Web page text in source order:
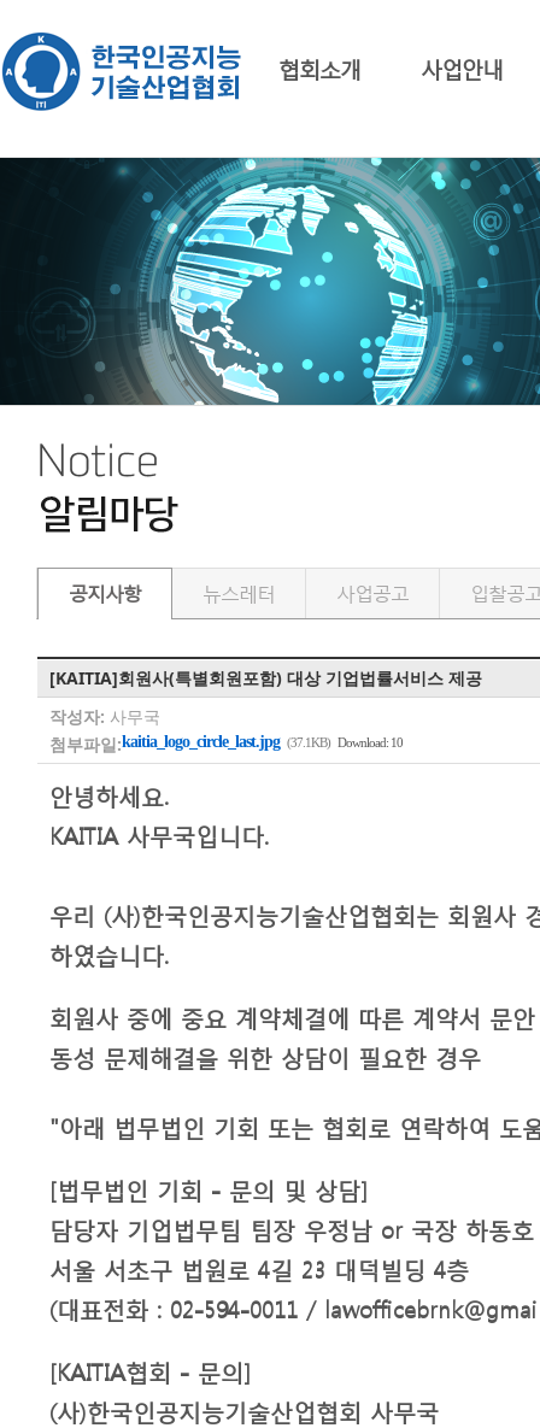
협회소개 사업안내
공지사항 뉴스레터 사업공고 입찰공
[KAITIA]회원사(특별회원포함) 대상 기업법률서비스 제공
작성자: 사무국
첨부파일:kaitia_logo_circle_last.jpg (37.1KB) Download: 10
안녕하세요.
KAITIA 사무국입니다.
우리 (사)한국인공지능기술산업협회는 회원사
하였습니다.
회원사 중에 중요 계약체결에 따른 계약서 문
동성 문제해결을 위한 상담이 필요한 경우
"아래 법무법인 기회 또는 협회로 연락하여 도
[법무법인 기회 - 문의 및 상담]
담당자 기업법무팀 팀장 우정남 or 국장 하동
서울 서초구 법원로 4길 23 대덕빌딩 4층
(대표전화 : 02-594-0011 /
[KAITIA협회 - 문의]
(사)한국인공지능기술산업협회 사무국